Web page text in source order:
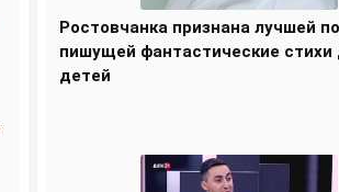
Ростовчанка признана лучшей
пишущей фантастические стихи
детей